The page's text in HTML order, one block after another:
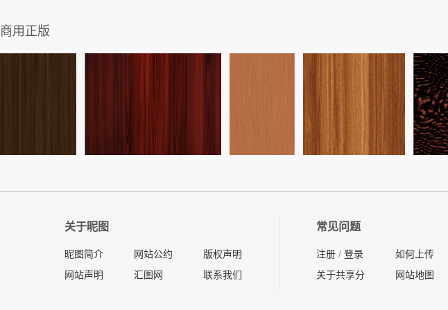
商用正版
关于昵图
昵图简介
网站声明
网站公约
汇图网
版权声明
联系我们
常见问题
注册 / 登录
关于共享分
如何上传
网站地图